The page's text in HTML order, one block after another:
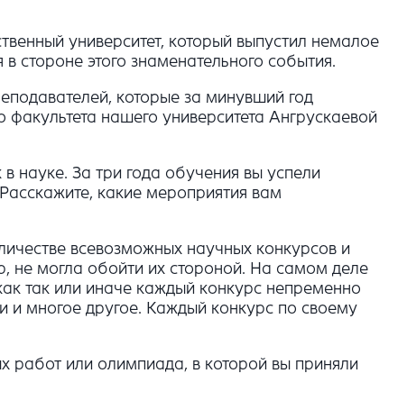
университет, который выпустил немалое
стороне этого знаменательного события.
которые за минувший год
нашего университета Ангрускаевой
За три года обучения вы успели
какие мероприятия вам
всевозможных научных конкурсов и
не могла обойти их стороной. На самом деле
так или иначе каждый конкурс непременно
и многое другое. Каждый конкурс по своему
работ или олимпиада, в которой вы приняли